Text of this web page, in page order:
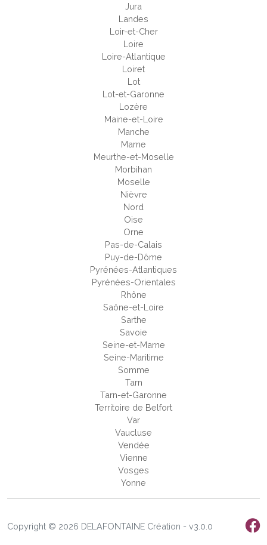
Jura
Landes
Loir-et-Cher
Loire
Loire-Atlantique
Loiret
Lot
Lot-et-Garonne
Lozère
Maine-et-Loire
Manche
Marne
Meurthe-et-Moselle
Morbihan
Moselle
Nièvre
Nord
Oise
Orne
Pas-de-Calais
Puy-de-Dôme
Pyrénées-Atlantiques
Pyrénées-Orientales
Rhône
Saône-et-Loire
Sarthe
Savoie
Seine-et-Marne
Seine-Maritime
Somme
Tarn
Tarn-et-Garonne
Territoire de Belfort
Var
Vaucluse
Vendée
Vienne
Vosges
Yonne
Copyright © 2026 DELAFONTAINE Création - v3.0.0